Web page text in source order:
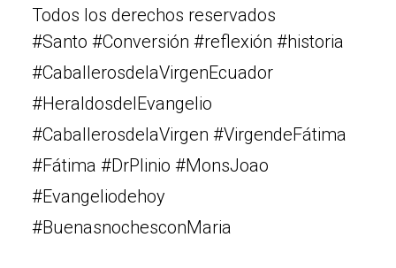
Todos los derechos reservados
#Santo #Conversión #reflexión #historia
#CaballerosdelaVirgenEcuador
#HeraldosdelEvangelio
#CaballerosdelaVirgen #VirgendeFátima
#Fátima #DrPlinio #MonsJoao
#Evangeliodehoy
#BuenasnochesconMaria